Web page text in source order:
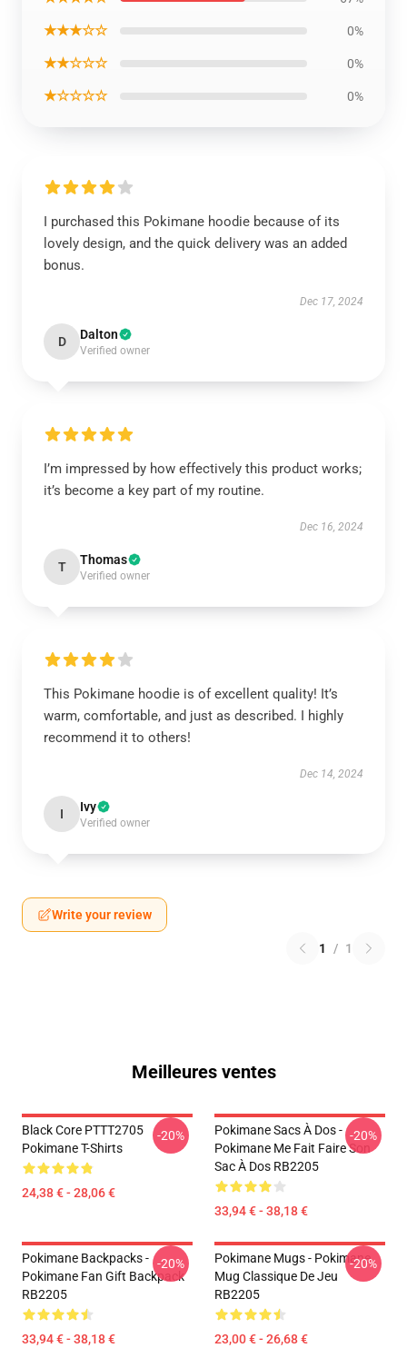
★★★☆☆ 0%
★★☆☆☆ 0%
★☆☆☆☆ 0%
I purchased this Pokimane hoodie because of its
lovely design, and the quick delivery was an added
bonus.
Dec 17, 2024
D Dalton
Verified owner
I’m impressed by how effectively this product works;
it’s become a key part of my routine.
Dec 16, 2024
T Thomas
Verified owner
This Pokimane hoodie is of excellent quality! It’s
warm, comfortable, and just as described. I highly
recommend it to others!
Dec 14, 2024
I Ivy
Verified owner
Write your review
1 / 1
Meilleures ventes
Black Core PTTT2705
Pokimane T-Shirts
24,38 € - 28,06 €
-20%
Pokimane Sacs À Dos -
Pokimane Me Fait Faire Son
Sac À Dos RB2205
33,94 € - 38,18 €
-20%
Pokimane Backpacks -
Pokimane Fan Gift Backpack
RB2205
33,94 € - 38,18 €
-20%
Pokimane Mugs - Pokimane
Mug Classique De Jeu
RB2205
23,00 € - 26,68 €
-20%